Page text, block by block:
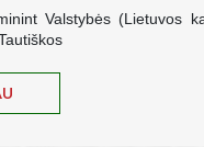
Valstybės (Lietuvos